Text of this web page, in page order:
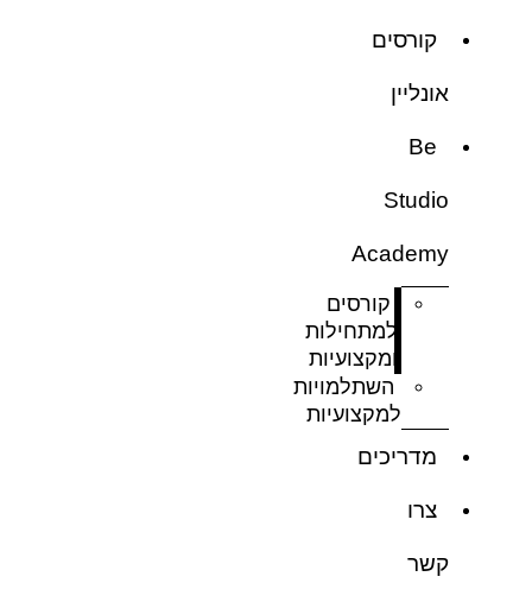
קורסים
אונליין
Be
Studio
Academy
קורסים
למתחילות
ומקצועיות
השתלמויות
למקצועיות
מדריכים
צרו
קשר